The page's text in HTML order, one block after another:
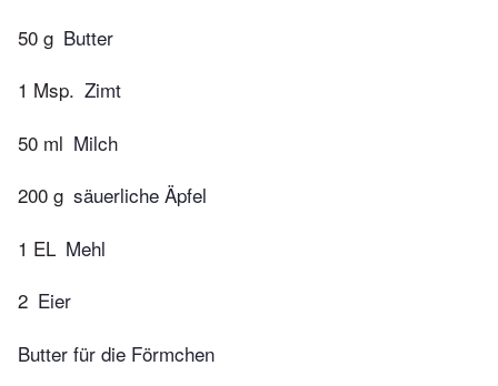
50 g Butter
1 Msp. Zimt
50 ml Milch
200 g säuerliche Äpfel
1 EL Mehl
2 Eier
Butter für die Förmchen